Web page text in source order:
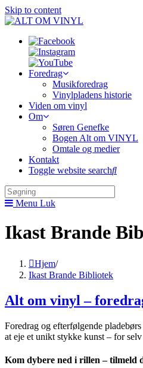
Skip to content
Foredrag
Musikforedrag
Vinylpladens historie
Viden om vinyl
Om
Søren Genefke
Bogen Alt om VINYL
Omtale og medier
Kontakt
Toggle website search
Menu Luk
Ikast Brande
Hjem/
Ikast Brande Bibliotek
Alt om vinyl –
Foredrag og efterfølgende
at eje et unikt stykke kunst – for
Kom dybere ned i rillen – tilmeld